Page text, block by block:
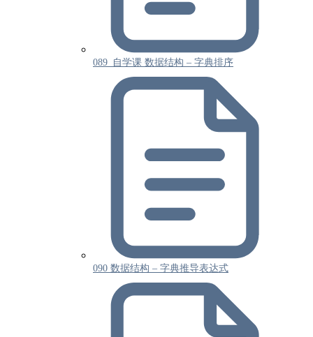
089_自学课 数据结构 – 字典排序
090 数据结构 – 字典推导表达式